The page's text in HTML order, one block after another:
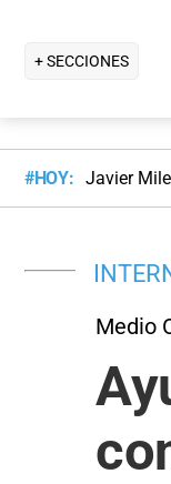
+ SECCIONES
#HOY: Javier
Medio